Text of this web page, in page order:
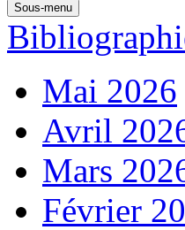
Sous-menu
Mai 2026
Avril
Mars
Février